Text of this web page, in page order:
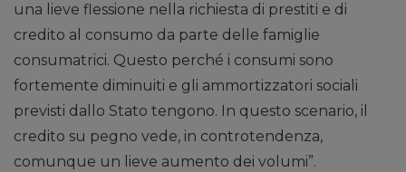
una lieve flessione nella richiesta di prestiti e di
credito al consumo da parte delle famiglie
consumatrici. Questo perché i consumi sono
fortemente diminuiti e gli ammortizzatori sociali
previsti dallo Stato tengono. In questo scenario, il
credito su pegno vede, in controtendenza,
comunque un lieve aumento dei volumi”.